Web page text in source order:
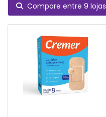
Compare entre 9 lojas